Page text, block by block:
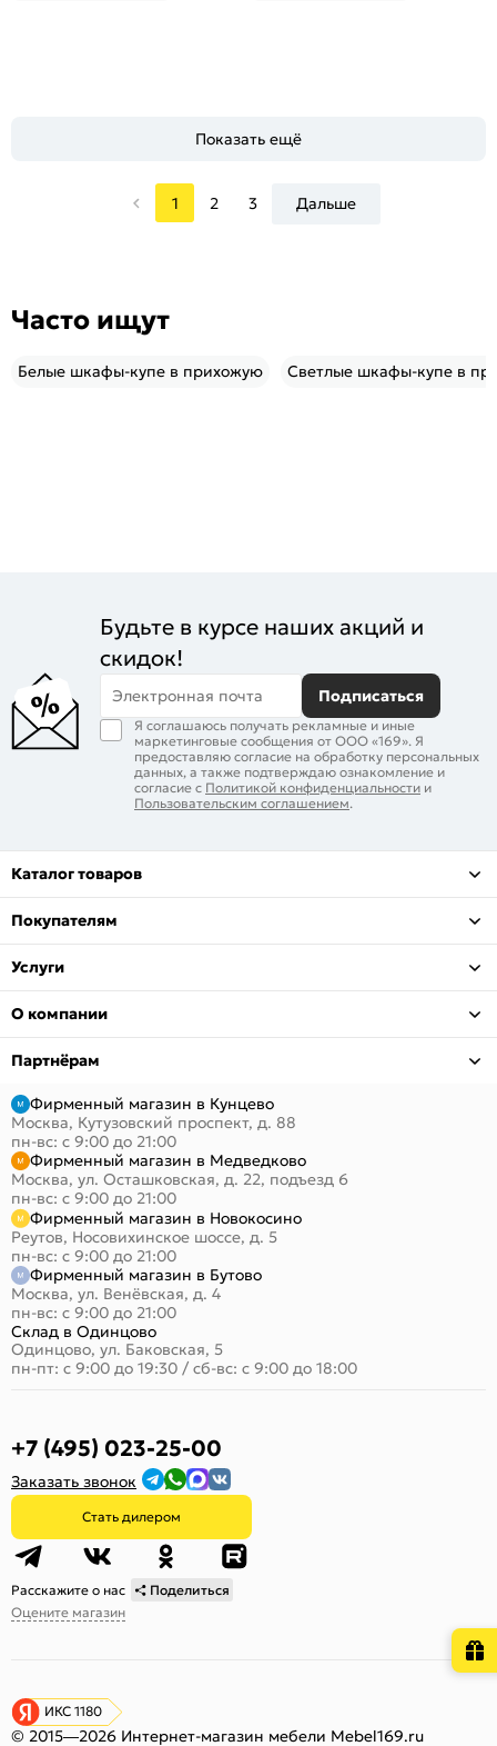
Показать ещё
1 2 3 Дальше
Часто ищут
Белые шкафы-купе в прихожую Светлые шкафы-купе в
Будьте в курсе наших акций и
скидок!
Электронная почта Подписаться
Я соглашаюсь получать рекламные и иные
маркетинговые сообщения от ООО «169». Я
предоставляю согласие на обработку персональных
данных, а также подтверждаю ознакомление и
согласие с Политикой конфиденциальности и
Пользовательским соглашением.
Каталог товаров
Покупателям
Услуги
О компании
Партнёрам
Фирменный магазин в Кунцево
Москва, Кутузовский проспект, д. 88
пн-вс: с 9:00 до 21:00
Фирменный магазин в Медведково
Москва, ул. Осташковская, д. 22, подъезд 6
пн-вс: с 9:00 до 21:00
Фирменный магазин в Новокосино
Реутов, Носовихинское шоссе, д. 5
пн-вс: с 9:00 до 21:00
Фирменный магазин в Бутово
Москва, ул. Венёвская, д. 4
пн-вс: с 9:00 до 21:00
Склад в Одинцово
Одинцово, ул. Баковская, 5
пн-пт: с 9:00 до 19:30 / сб-вс: с 9:00 до 18:00
+7 (495) 023-25-00
Заказать звонок
Стать дилером
Расскажите о нас
Поделиться
Оцените магазин
ИКС 1180
© 2015—2026 Интернет-магазин мебели Mebel169.ru